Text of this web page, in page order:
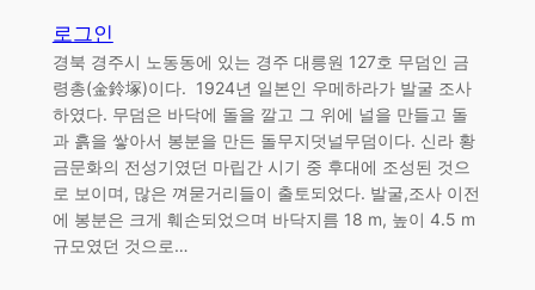
로그인
경북 경주시 노동동에 있는 경주 대릉원 127호 무덤인 금
령총(金鈴塚)이다. 1924년 일본인 우메하라가 발굴 조사
하였다. 무덤은 바닥에 돌을 깔고 그 위에 널을 만들고 돌
과 흙을 쌓아서 봉분을 만든 돌무지덧널무덤이다. 신라 황
금문화의 전성기였던 마립간 시기 중 후대에 조성된 것으
로 보이며, 많은 껴묻거리들이 출토되었다. 발굴,조사 이전
에 봉분은 크게 훼손되었으며 바닥지름 18 m, 높이 4.5 m
규모였던 것으로…